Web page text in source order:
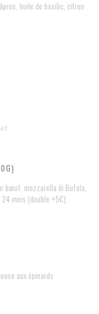
huile de basilic, citron
bœuf, mozzarella di Bufala,
mois (double +5€)
aux épinards